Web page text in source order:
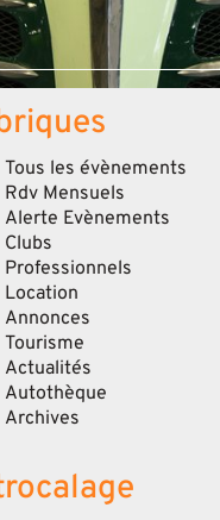
Tous les évènements
Rdv Mensuels
Alerte Evènements
Clubs
Professionnels
Location
Annonces
Tourisme
Actualités
Autothèque
Archives